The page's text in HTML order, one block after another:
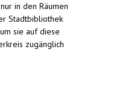
in den Räumen
Stadtbibliothek
sie auf diese
zugänglich